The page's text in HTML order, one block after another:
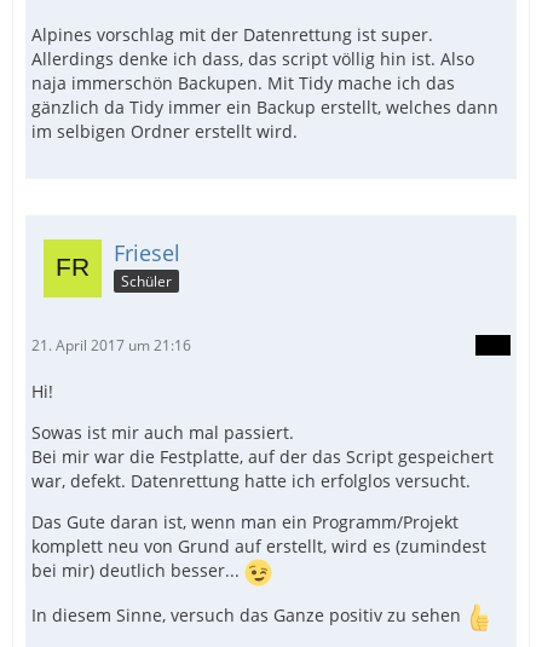
Alpines vorschlag mit der Datenrettung ist super.
Allerdings denke ich dass, das script völlig hin ist. Also
naja immerschön Backupen. Mit Tidy mache ich das
gänzlich da Tidy immer ein Backup erstellt, welches dann
im selbigen Ordner erstellt wird.
Friesel
Schüler
21. April 2017 um 21:16
Hi!
Sowas ist mir auch mal passiert.
Bei mir war die Festplatte, auf der das Script gespeichert
war, defekt. Datenrettung hatte ich erfolglos versucht.
Das Gute daran ist, wenn man ein Programm/Projekt
komplett neu von Grund auf erstellt, wird es (zumindest
bei mir) deutlich besser...
In diesem Sinne, versuch das Ganze positiv zu sehen